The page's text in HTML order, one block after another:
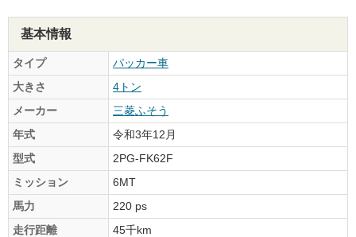
基本情報
タイプ
パッカー車
大きさ
4トン
メーカー
三菱ふそう
年式
令和3年12月
型式
2PG-FK62F
ミッション
6MT
馬力
220 ps
走行距離
45千km